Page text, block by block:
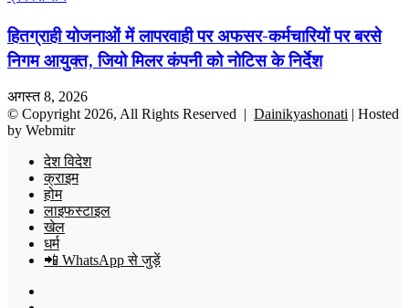
हितग्राही योजनाओं में लापरवाही पर अफसर-कर्मचारियों पर बरसे
निगम आयुक्त, जियो मिलर कंपनी को नोटिस के निर्देश
अगस्त 8, 2026
© Copyright 2026, All Rights Reserved | Dainikyashonati | Hosted
by Webmitr
देश विदेश
क्राइम
होम
लाइफस्टाइल
खेल
धर्म
📲 WhatsApp से जुड़ें